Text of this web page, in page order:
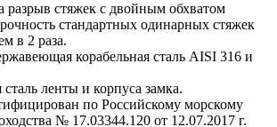
разрыв стяжек с двойным обхватом
стандартных одинарных стяжек
в 2 раза.
корабельная сталь AISI 316 и
ленты и корпуса замка.
по Российскому морскому
№ 17.03344.120 от 12.07.2017 г.